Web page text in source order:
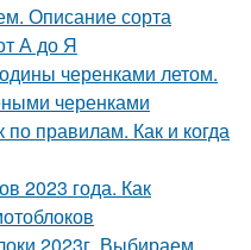
Описание сорта
А до Я
черенками летом.
черенками
правилам. Как и когда
2023 года. Как